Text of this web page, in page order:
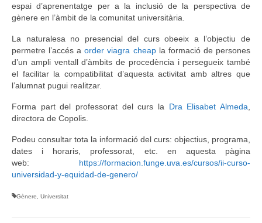
espai d’aprenentatge per a la inclusió de la perspectiva de
gènere en l’àmbit de la comunitat universitària.
La naturalesa no presencial del curs obeeix a l’objectiu de
permetre l’accés aorder viagra cheapla formació de persones
d’un ampli ventall d’àmbits de procedència i persegueix també
el facilitar la compatibilitat d’aquesta activitat amb altres que
l’alumnat pugui realitzar.
Forma part del professorat del curs la Dra Elisabet Almeda
directora de Copolis.
Podeu consultar tota la informació del curs: objectius, programa,
dates i horaris, professorat, etc. en aquesta pàgina
web:
https://formacion.funge.uva.es/cursos/ii-curso-
universidad-y-equidad-de-genero/
Gènere Universitat